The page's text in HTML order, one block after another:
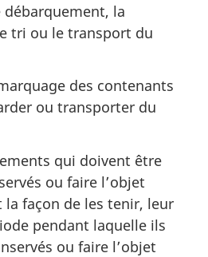
la
tri ou le transport du
des contenants
ou transporter du
qui doivent être
ou faire l’objet
la façon de les tenir, leur
pendant laquelle ils
ou faire l’objet